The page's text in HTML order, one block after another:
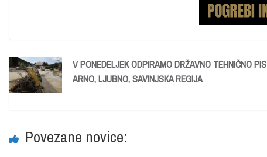
V PONEDELJEK ODPIRAMO DRŽAVNO TEHNIČNO PIS
ARNO, LJUBNO, SAVINJSKA REGIJA
Povezane novice: